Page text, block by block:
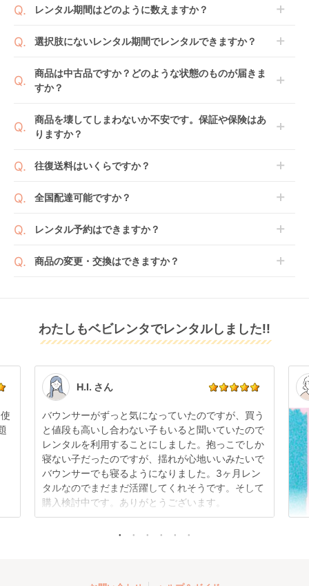
レンタル期間はどのように数えますか？
開始日1日目となります。
日までに配送業者（佐川急便）に商品の引渡しとなり
ます。
選択肢にないレンタル期間でレンタルできますか？
間の利用が可能です。
例えば4ヶ月の場合、3ヶ月レンタル＋1ヶ月延長とし
の上で、早期にご返却ください。
商品は中古品ですか？どのような状態のものが届きま
すか？
のもございます。
新品商品はメーカーから仕入れた状態のものをお送り
走行テストを行う場合がございます。
となる場合がございます。その際、メーカーの都合に
場合や、在庫切れによりご注文をキャンセルさせてい
い。
※万が一キャンセルとなった場合には、代金は全額ご
てお届けしております。そのため、小さなキズや使用
感はございますが、故障や大きなキズ、シミなどのリ
す。
点検清掃については
もご確認ください。
商品を壊してしまわないか不安です。保証や保険はあ
りますか？
おります。
ョンをご購入ください。
詳しくはこちらをご確認ください。
往復送料はいくらですか？
へ入れ、カートページから住所を入力すると送料が確
全国配達可能ですか？
※空港への配達はご対応できかねますのであらかじめ
レンタル予約はできますか？
可能ですので、商品のご注文時にご希望のお日にちに
商品の変更・交換はできますか？
また、レンタル期間の変更も商品発送前であれば変更
可能です。
い。
わたしもベビレンタでレンタルしました!!
H.I. さん
バウンサーがずっと気になっていたのですが、買う
と値段も高いし合わない子もいると聞いていたので
レンタルを利用することにしました。抱っこでしか
寝ない子だったのですが、揺れが心地いいみたいで
バウンサーでも寝るようになりました。3ヶ月レン
タルなのでまだまだ活躍してくれそうです。そして
購入検討中です。ありがとうございます。